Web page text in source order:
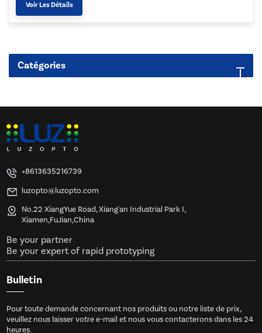
Voir Les Détails
Catégories
+8613635216739
luzopto@luzopto.com
No.22 XiangYue Road, Xiang'an Industrial Park I,
Xiamen,FuJian,China
Be your partner
Be your expert of rapid prototyping
Bulletin
Pour toute demande concernant nos produits ou notre liste de prix,
veuillez nous laisser votre e-mail et nous vous contacterons dans les 24
heures.